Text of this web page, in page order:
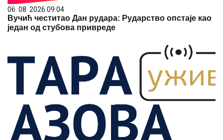
06. 08. 2026 09:04
Вучић честитао Дан рудара: Рударство опстаје као
један од стубова привреде